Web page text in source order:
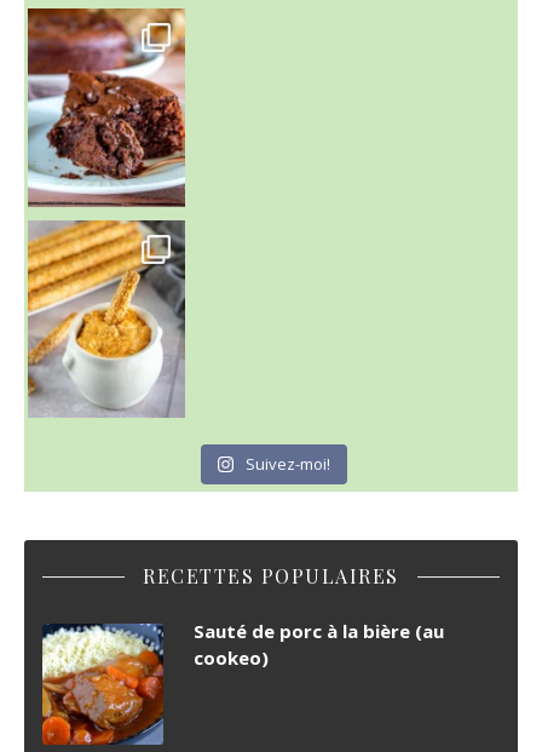
~ GÂTEAU FONDANT CHOCO NOISETTE ~
C'est lundi
Suivez-moi!
RECETTES POPULAIRES
Sauté de porc à la bière (au
cookeo)